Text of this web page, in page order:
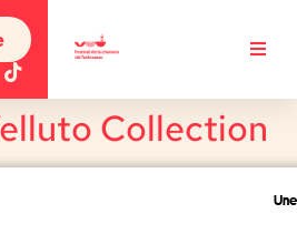
Collection